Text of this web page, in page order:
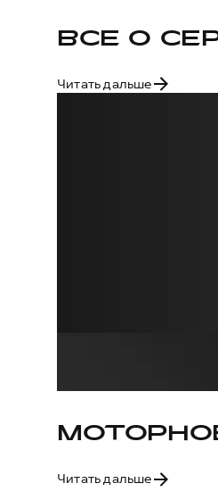
ВСЕ О
Читать дальше
Читать дальше